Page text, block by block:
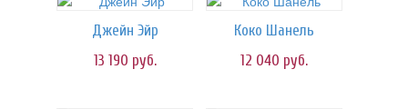
Джейн Эйр
13 190 руб.
Коко Шанель
12 040 руб.